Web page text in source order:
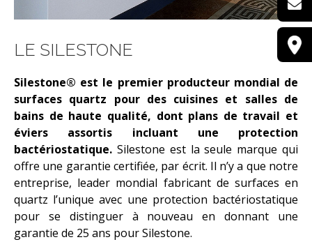
LE SILESTONE
Silestone® est le premier producteur mondial de
surfaces quartz pour des cuisines et salles de
bains de haute qualité, dont plans de travail et
éviers assortis incluant une protection
bactériostatique. Silestone est la seule marque qui
offre une garantie certifiée, par écrit. Il n’y a que notre
entreprise, leader mondial fabricant de surfaces en
quartz l’unique avec une protection bactériostatique
pour se distinguer à nouveau en donnant une
garantie de 25 ans pour Silestone.
GREENE
MOBILIERS
CANAPÉS
CHAISES
ACTUALITÉS
CONTACT